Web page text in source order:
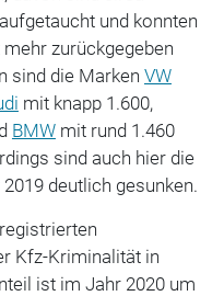
und konnten
zurückgegeben
sind die Marken VW
mit knapp 1.600,
BMWmit rund 1.460
sind auch hier die
deutlich gesunken.
Kfz-Kriminalität in
ist im Jahr 2020 um